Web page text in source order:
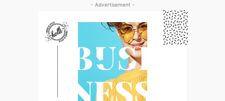
- Advertisement -